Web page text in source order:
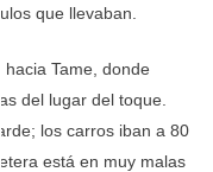
que llevaban.
hacia Tame, donde
del lugar del toque.
los carros iban a 80
está en muy malas